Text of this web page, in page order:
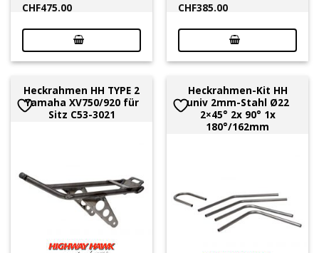
CHF475.00
CHF385.00
Heckrahmen HH TYPE 2
Yamaha XV750/920 für
Sitz C53-3021
Heckrahmen-Kit HH
univ 2mm-Stahl Ø22
2×45° 2x 90° 1x
180°/162mm